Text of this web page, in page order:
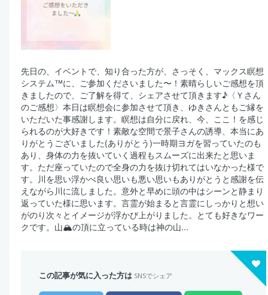
先日の、イベントで、知り合った方が、さっそく、マックス瞑想
システム™️に、ご参加くださいました〜！素晴らしいご感想を頂
きましたので、ご了解を得て、シェアさせて頂きます♪〈Ｙさん
のご感想〉本日は瞑想会に参加させて頂き、ゆきさんともご縁を
いただいた事感謝します。瞑想は自分に戻れ、今、ここ！を感じ
られるのが大好きです！素敵な空間で景子さんの誘導、本当にあ
りがとうございました(ありがとう)一時期ヨガを習っていたのも
あり、身体の力を抜いていく過程もスムーズに出来たと思いま
す。ただ座っていたので全身の力を抜け切れてはいなかった様で
す。川を思い浮かべ良い思いも悪い思いもありがとうと感謝を伝
えながら川に流しました。意外と早めに頭の中はシーンと静まり
返っていた様に思います。言霊が始まると言霊にしっかりと想い
がのり次々とイメージが浮かび上がりました。とても好きなワー
クです。山🏔️の頂に立っている時は神の山...
この記事が気に入った方は SNSでシェア